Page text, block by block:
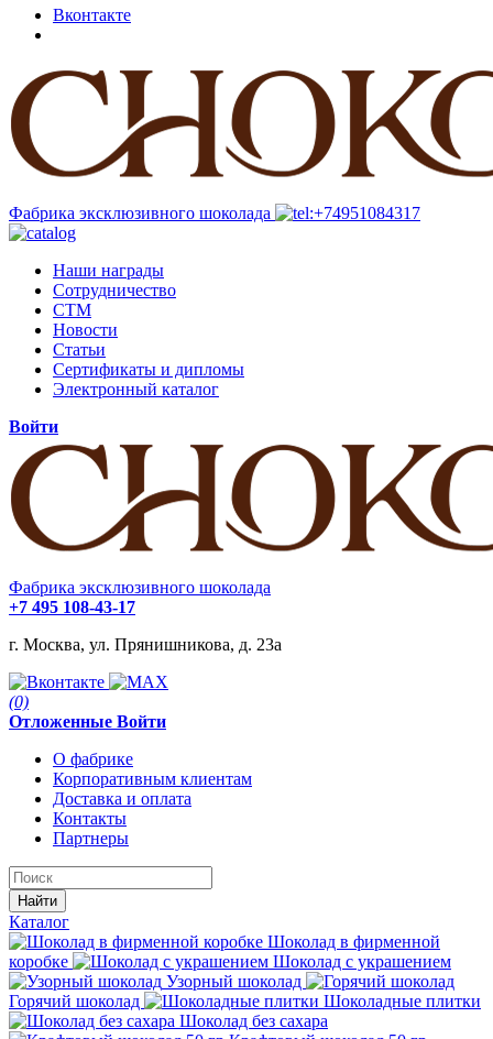
Вконтакте
Фабрика эксклюзивного шоколада
Наши награды
Сотрудничество
СТМ
Новости
Статьи
Сертификаты и дипломы
Электронный каталог
Войти
Фабрика эксклюзивного шоколада
+7 495 108-43-17
г. Москва, ул. Прянишникова, д. 23а
(0)
Отложенные Войти
О фабрике
Корпоративным клиентам
Доставка и оплата
Контакты
Партнеры
Найти
Каталог
Шоколад в фирменной
коробке
Шоколад с украшением
Узорный шоколад
Горячий шоколад
Шоколадные плитки
Шоколад без сахара